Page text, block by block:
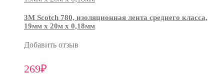
3М Scotch 780, изоляционная лента среднего класса,
19мм х 20м х 0,18мм
Добавить отзыв
269₽